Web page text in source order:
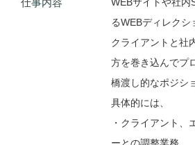
仕事内容
るWEBディレクシ
クライアントと社
方を巻き込んでプ
橋渡し的なポジシ
具体的には、
・クライアント、